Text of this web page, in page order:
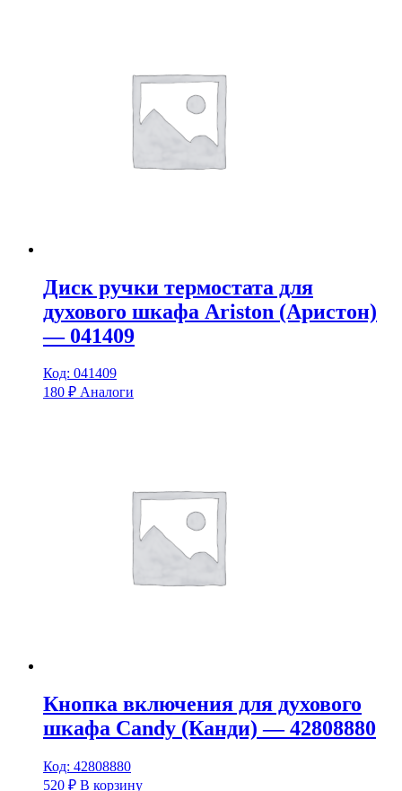
Диск ручки термостата для
духового шкафа Ariston (Аристон)
— 041409
Код: 041409
180 ₽ Аналоги
Кнопка включения для духового
шкафа Candy (Канди) — 42808880
Код: 42808880
520 ₽ В корзину